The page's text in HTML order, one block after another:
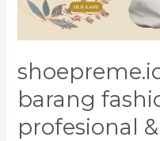
barang
profesional
&
Ramah